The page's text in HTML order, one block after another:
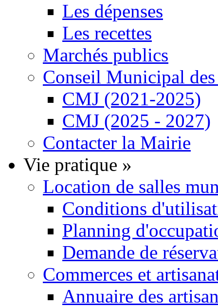
Les dépenses
Les recettes
Marchés publics
Conseil Municipal
CMJ (2021-2025)
CMJ (2025 - 2027)
Contacter la Mairie
Vie pratique »
Location de salles
Conditions
Planning
Demande de
Commerces et
Annuaire des